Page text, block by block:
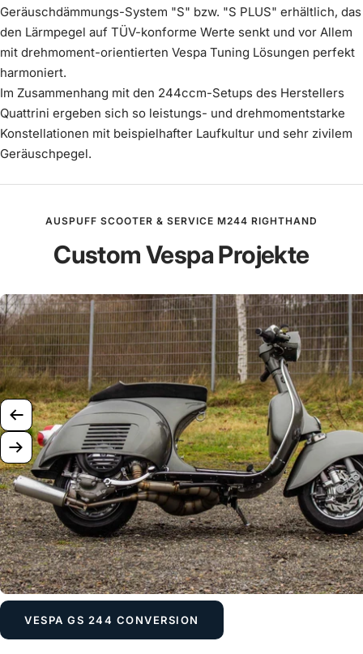
Geräuschdämmungs-System "S" bzw. "S PLUS" erhältlich, das
den Lärmpegel auf TÜV-konforme Werte senkt und vor Allem
mit drehmoment-orientierten Vespa Tuning Lösungen perfekt
harmoniert.
Im Zusammenhang mit den 244ccm-Setups des Herstellers
Quattrini ergeben sich so leistungs- und drehmomentstarke
Konstellationen mit beispielhafter Laufkultur und sehr zivilem
Geräuschpegel.
AUSPUFF SCOOTER & SERVICE M244 RIGHTHAND
Custom Vespa Projekte
VESPA GS 244 CONVERSION
Zurück
Weiter